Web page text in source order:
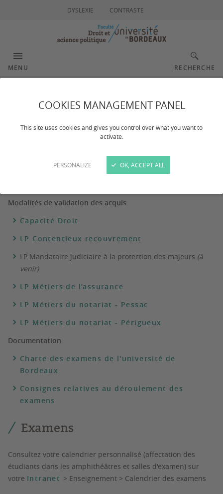
COOKIES MANAGEMENT PANEL
This site uses cookies and gives you control over what you want to
activate.
PERSONALIZE OK, ACCEPT ALL
DYSLEXIE CONTRASTE
MENU RECHERCHE
Licence Pro - Capacité
Réglementation des examens
Modalités de validation des acquis
Capacité Droit
LP Contentieux recouvrement
LP Mandataire judiciaire à la protection des majeurs (à
venir)
LP Métiers de l’assurance
LP Métiers du notariat - Pessac
LP Métiers du notariat - Périgueux
Documentation
Charte des examens de l'université de
Bordeaux
Consignes relatives au déroulement des
examens
Examens
Consultez votre calendrier personnalisé (affectation des
étudiants dans les amphithéâtres et salles d'examen) sur
votre Intranet > Enseignement > Calendrier des examens